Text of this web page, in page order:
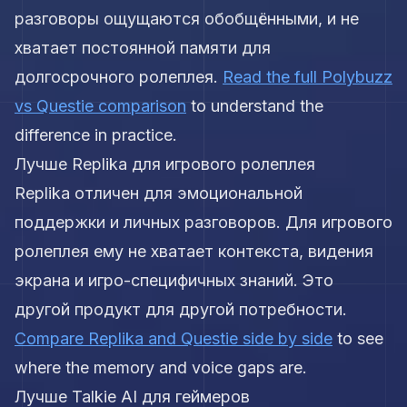
разговоры ощущаются обобщёнными, и не
хватает постоянной памяти для
долгосрочного ролеплея. Read the full Polybuzz
vs Questie comparison to understand the
difference in practice.
Лучше Replika для игрового ролеплея
Replika отличен для эмоциональной
поддержки и личных разговоров. Для игрового
ролеплея ему не хватает контекста, видения
экрана и игро-специфичных знаний. Это
другой продукт для другой потребности.
Compare Replika and Questie side by side to see
where the memory and voice gaps are.
Лучше Talkie AI для геймеров